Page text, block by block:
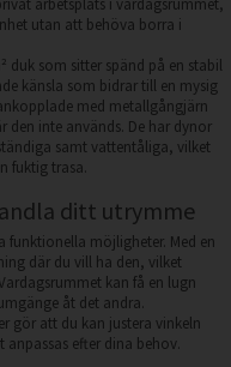
arbetsplats i vardagsrummet,
utan att behöva borra i
duk som sitter spänd på en stabil
känsla som bidrar till en mysig
med metallgångjärn
inte används. De har dynor
samt vattentåliga, vilket
fuktig trasa.
ditt utrymme
möjligheter. Med en
där du vill ha den, vilket
kan få en lugn
åt det andra.
gör att du kan justera vinkeln
efter dina behov.